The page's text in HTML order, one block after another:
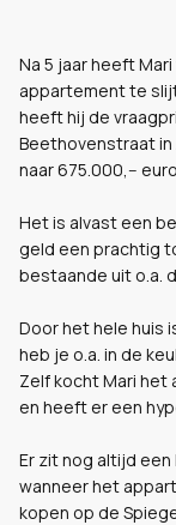
Na 5 jaar heeft
appartement te
heeft hij de
Beethovenstraat in
naar 675.000,--
Het is alvast een
geld een prachtig
bestaande uit o.a.
Door het hele huis
heb je o.a. in de
Zelf kocht Mari het
en heeft er een
Er zit nog altijd een
wanneer het
kopen op de